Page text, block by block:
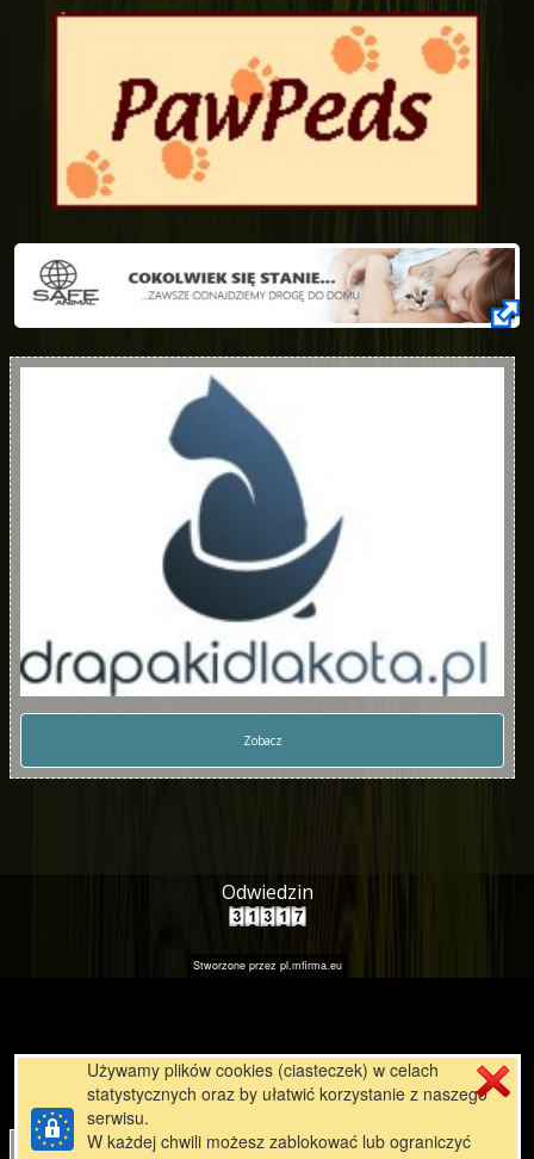
Zobacz
Odwiedzin
Stworzone przez pl.mfirma.eu
Używamy plików cookies (ciasteczek) w celach
statystycznych oraz by ułatwić korzystanie z naszego
serwisu.
W każdej chwili możesz zablokować lub ograniczyć